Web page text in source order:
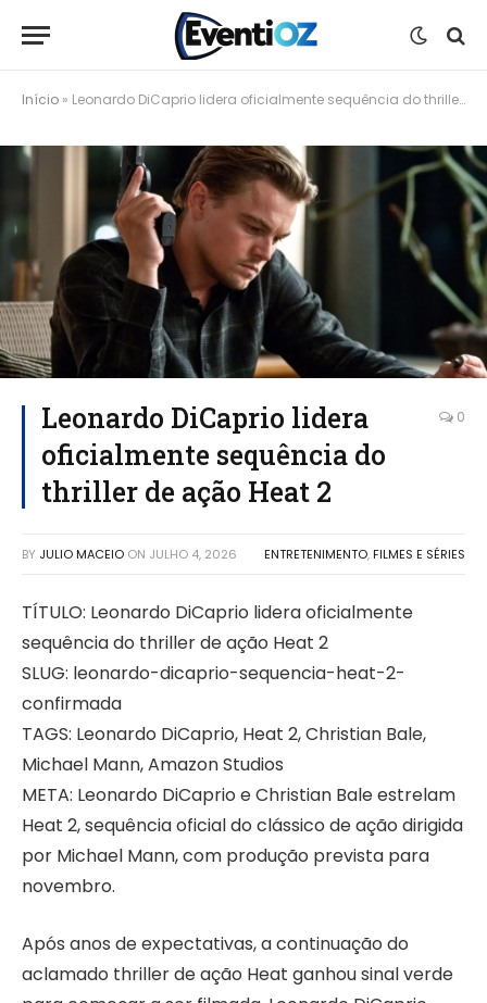
Início » Leonardo DiCaprio lidera oficialmente sequência do thriller de ação Heat 2
Leonardo DiCaprio lidera
oficialmente sequência do
thriller de ação Heat 2
0
BY JULIO MACEIO ON JULHO 4, 2026 ENTRETENIMENTO, FILMES E SÉRIES
TÍTULO: Leonardo DiCaprio lidera oficialmente
sequência do thriller de ação Heat 2
SLUG: leonardo-dicaprio-sequencia-heat-2-
confirmada
TAGS: Leonardo DiCaprio, Heat 2, Christian Bale,
Michael Mann, Amazon Studios
META: Leonardo DiCaprio e Christian Bale estrelam
Heat 2, sequência oficial do clássico de ação dirigida
por Michael Mann, com produção prevista para
novembro.
Após anos de expectativas, a continuação do
aclamado thriller de ação Heat ganhou sinal verde